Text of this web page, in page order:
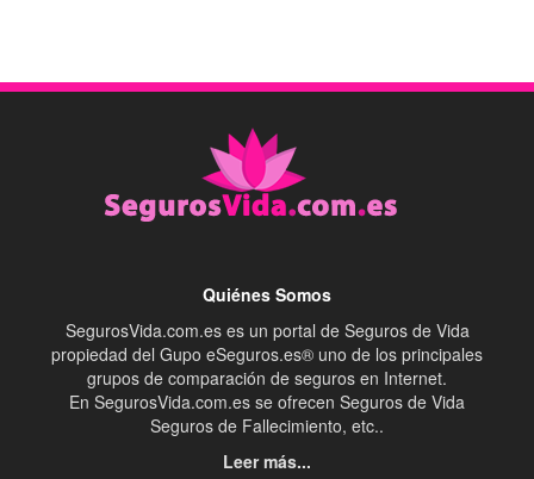
Quiénes Somos
SegurosVida.com.es es un portal de Seguros de Vida
propiedad del Gupo eSeguros.es® uno de los principales
grupos de comparación de seguros en Internet.
En SegurosVida.com.es se ofrecen Seguros de Vida
Seguros de Fallecimiento, etc..
Leer más...